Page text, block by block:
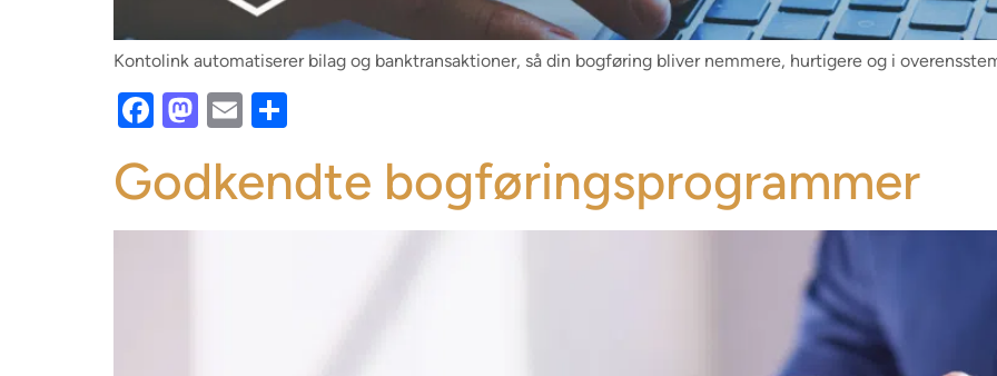
Kontolink automatiserer bilag og banktransaktioner, så din bogføring bliver nemmere, hurtigere og i
Facebook
Mastodon
Email
Godkendte bogføringsprogrammer